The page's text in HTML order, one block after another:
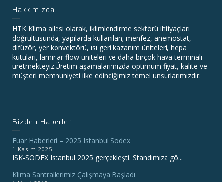
Hakkımızda
HTK Klima ailesi olarak, iklimlendirme sektörü ihtiyaçları
doğrultusunda, yapılarda kullanılan; menfez, anemostat,
difüzör, yer konvektörü, ısı geri kazanım üniteleri, hepa
kutuları, laminar flow üniteleri ve daha birçok hava terminali
üretmekteyiz.Üretim aşamalarımızda optimum fiyat, kalite ve
müşteri memnuniyeti ilke edindiğimiz temel unsurlarımızdır.
Bizden Haberler
Fuar Haberleri – 2025 Istanbul Sodex
1 Kasım 2025
ISK-SODEX Istanbul 2025 gerçekleşti. Standımıza gö...
Klima Santrallerimiz Çalışmaya Başladı